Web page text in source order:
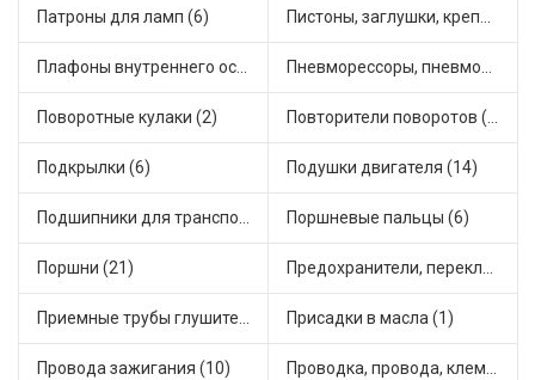
Патроны для ламп (6) Пистоны, заглушки, крепежные элементы (12)
Плафоны внутреннего освещения (1) Пневморессоры, пневмоподушки (1)
Поворотные кулаки (2) Повторители поворотов (10)
Подкрылки (6) Подушки двигателя (14)
Подшипники для транспорта (43) Поршневые пальцы (6)
Поршни (21) Предохранители, переключатели, кнопки автомобильные (40)
Приемные трубы глушителя (5) Присадки в масла (1)
Провода зажигания (10) Проводка, провода, клеммы и разъемы (23)